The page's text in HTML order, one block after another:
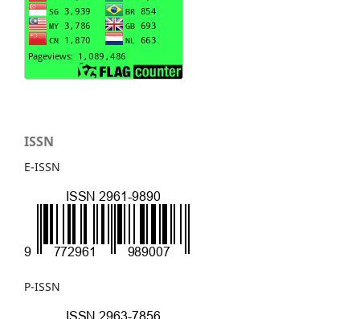
ISSN
E-ISSN
P-ISSN